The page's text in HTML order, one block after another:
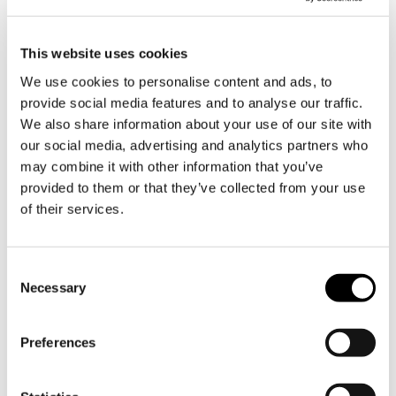
This website uses cookies
We use cookies to personalise content and ads, to
provide social media features and to analyse our traffic.
We also share information about your use of our site with
our social media, advertising and analytics partners who
may combine it with other information that you’ve
provided to them or that they’ve collected from your use
of their services.
Selection
Necessary
Preferences
sätta igång förnyelseprocessen. Längs
trädbestånd i olika åldrar, som
biologiska mångfalden beaktas i alla
avverkningar och Söderlångvik gård
tar gärna emot information om var det
finns speciellt viktiga områden.
Genom samarbete och förståelse kan
skogens alla värden bevaras och
beaktas.
Amos Andersons fond kommer att19.1.26
allmänheten att bekanta sig med
samlas på parkeringen invid